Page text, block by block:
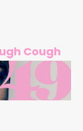
Cough